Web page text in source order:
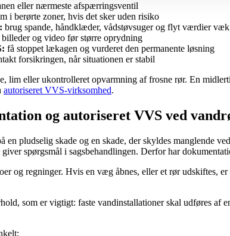
eller nærmeste afspærringsventil
i berørte zoner, hvis det sker uden risiko
brug spande, håndklæder, vådstøvsuger og flyt værdier væk
billeder og video før større oprydning
få stoppet lækagen og vurderet den permanente løsning
forsikringen, når situationen er stabil
lim eller ukontrolleret opvarmning af frosne rør. En
autoriseret VVS-virksomhed.
og autoriseret VVS ved
en pludselig skade og en skade, der skyldes
spørgsmål i sagsbehandlingen. Derfor har
og regninger. Hvis en væg åbnes, eller et rør udskiftes,
som er vigtigt: faste vandinstallationer skal udføres